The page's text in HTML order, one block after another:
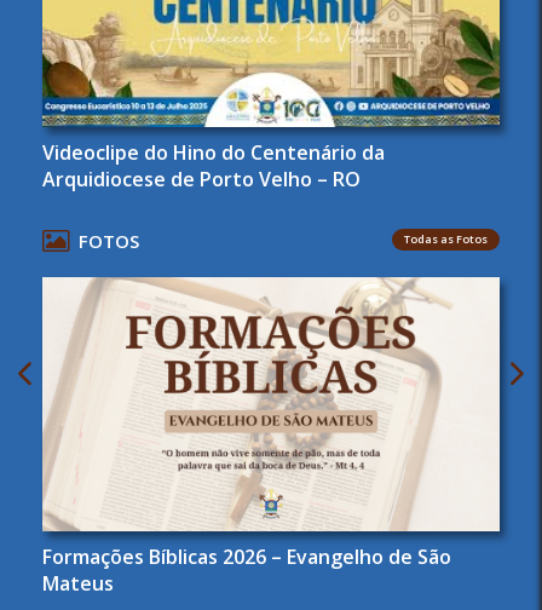
Videoclipe do Hino do Centenário da
Arquidiocese de Porto Velho – RO
FOTOS Todas as Fotos
Formações Bíblicas 2026 – Evangelho de São
Mateus